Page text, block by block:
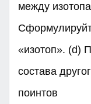
между
«изотоп». (d)
состава
поинтов​